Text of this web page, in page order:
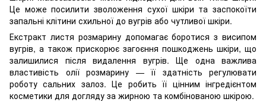
Це може посилити зволоження сухої шкіри та заспокоїти
запальні клітини схильної до вугрів або чутливої ​​шкіри.
Екстракт листя розмарину допомагає боротися з висипом
вугрів, а також прискорює загоєння пошкоджень шкіри, що
залишилися після видалення вугрів. Ще одна важлива
властивість олії розмарину — її здатність регулювати
роботу сальних залоз. Це робить її цінним інгредієнтом
косметики для догляду за жирною та комбінованою шкірою.